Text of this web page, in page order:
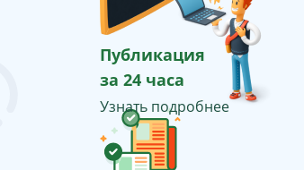
Публикация
за 24 часа
Узнать подробнее